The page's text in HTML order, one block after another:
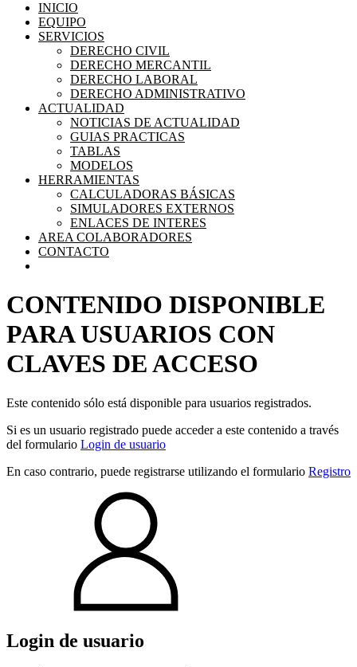
INICIO
EQUIPO
SERVICIOS
DERECHO CIVIL
DERECHO MERCANTIL
DERECHO LABORAL
DERECHO ADMINISTRATIVO
ACTUALIDAD
NOTICIAS DE ACTUALIDAD
GUIAS PRACTICAS
TABLAS
MODELOS
HERRAMIENTAS
CALCULADORAS BÁSICAS
SIMULADORES EXTERNOS
ENLACES DE INTERES
AREA COLABORADORES
CONTACTO
CONTENIDO DISPONIBLE
PARA USUARIOS CON
CLAVES DE ACCESO
Este contenido sólo está disponible para usuarios registrados.
Si es un usuario registrado puede acceder a este contenido a través
del formulario Login de usuario
En caso contrario, puede registrarse utilizando el formulario Registro
Login de usuario